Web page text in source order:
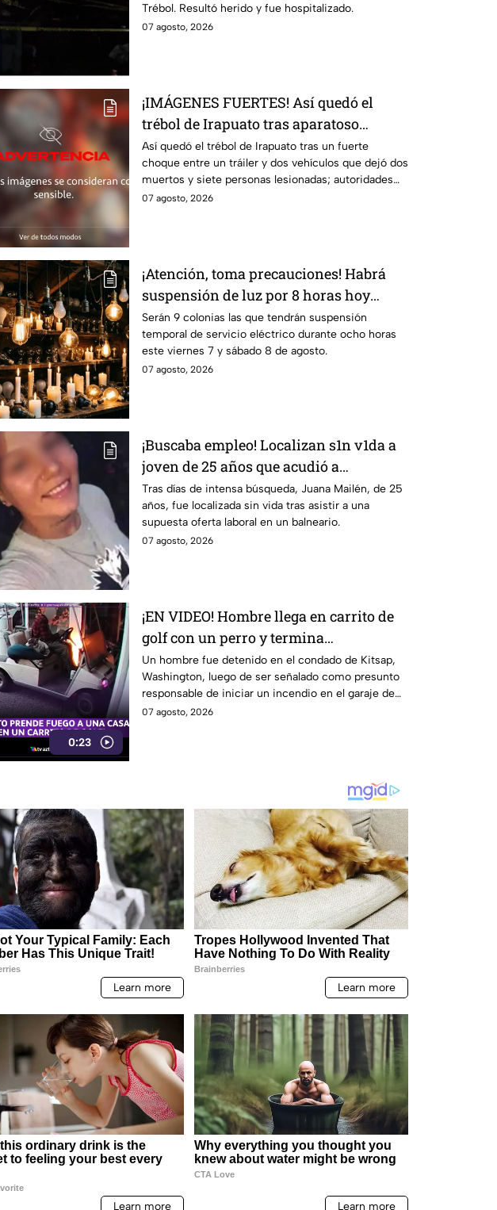
Trébol. Resultó herido y fue hospitalizado.
07 agosto, 2026
¡IMÁGENES FUERTES! Así quedó el
trébol de Irapuato tras aparatoso
choque; hay mu3rtos y lesionados
Así quedó el trébol de Irapuato tras un fuerte
choque entre un tráiler y dos vehículos que dejó dos
muertos y siete personas lesionadas; autoridades
siguen en la zona
07 agosto, 2026
¡Atención, toma precauciones! Habrá
suspensión de luz por 8 horas hoy
viernes 7 y mañana sábado 8 de agosto
en 9 sitios
Serán 9 colonias las que tendrán suspensión
temporal de servicio eléctrico durante ocho horas
este viernes 7 y sábado 8 de agosto.
07 agosto, 2026
¡Buscaba empleo! Localizan s1n v1da a
joven de 25 años que acudió a
entrevista de trabajo falsa
Tras días de intensa búsqueda, Juana Mailén, de 25
años, fue localizada sin vida tras asistir a una
supuesta oferta laboral en un balneario.
07 agosto, 2026
0:23
¡EN VIDEO! Hombre llega en carrito de
golf con un perro y termina
DESATANDO inc3ndio en una casa
Un hombre fue detenido en el condado de Kitsap,
Washington, luego de ser señalado como presunto
responsable de iniciar un incendio en el garaje de
una vivienda.
07 agosto, 2026